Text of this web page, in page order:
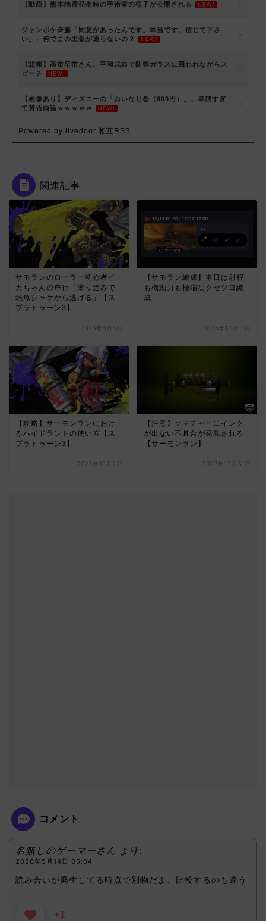
【動画】熊本地震発生時の手術室の様子が公開される NEW!
ジャンポケ斉藤「同意があったんです。本当です。信じて下さ
い」←何でこの主張が通らないの？
NEW!
【悲報】高市早苗さん、平和式典で防弾ガラスに囲われながらス
ピーチ
NEW!
【画像あり】ディズニーの「おいなり巻（600円）」、卑猥すぎ
て賛否両論ｗｗｗｗｗ
NEW!
Powered by livedoor 相互RSS
関連記事
サモランのローラー初心者イ
カちゃんの奇行「塗り進みで
雑魚シャケから逃げる」【ス
プラトゥーン3】
2023年8月3日
【サモラン編成】本日は射程
も機動力も極端なクセツヨ編
成
2023年12月11日
【攻略】サーモンランにおけ
るハイドラントの使い方【ス
プラトゥーン3】
2023年10月2日
【注意】クマチャーにインク
が出ない不具合が発見される
【サーモンラン】
2023年12月31日
コメント
名無しのゲーマーさん より:
2026年5月14日 05:04
読み合いが発生してる時点で別物だよ、比較するのも違う
+1